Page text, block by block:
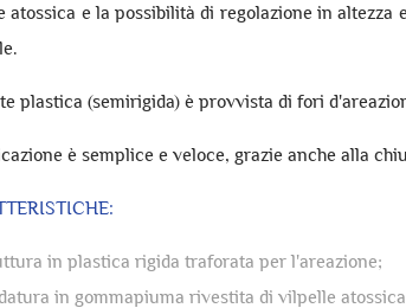
atossica e la possibilità di regolazione in
plastica (semirigida) è provvista di fori
è semplice e veloce, grazie anche alla
in plastica rigida traforata per l'areazione;
in gommapiuma rivestita di vilpelle